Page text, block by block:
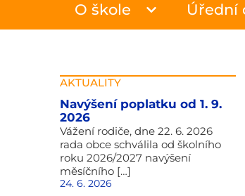
O škole Úřední
AKTUALITY
Navýšení poplatku od 1. 9.
2026
Vážení rodiče, dne 22. 6. 2026
rada obce schválila od školního
roku 2026/2027 navýšení
měsíčního […]
24. 6. 2026